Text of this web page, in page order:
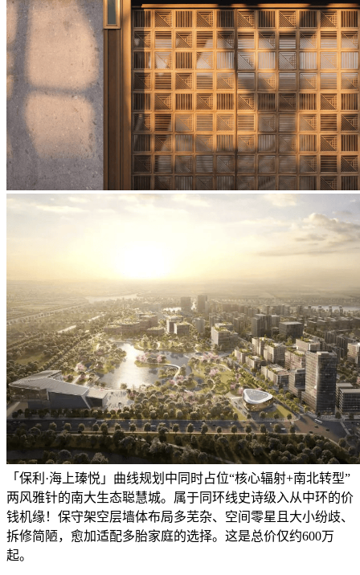
「保利·海上瑧悦」曲线规划中同时占位“核心辐射+南北转型”
两风雅针的南大生态聪慧城。属于同环线史诗级入从中环的价
钱机缘！保守架空层墙体布局多芜杂、空间零星且大小纷歧、
拆修简陋，愈加适配多胎家庭的选择。这是总价仅约600万
起。